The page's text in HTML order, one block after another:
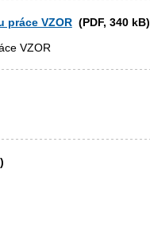
práce VZOR(PDF, 340 kB)
VZOR